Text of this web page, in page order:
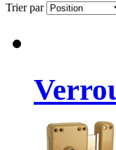
Trier par